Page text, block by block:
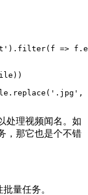
=>
处理视频闻名。如
，那它也是个不错
量任务。